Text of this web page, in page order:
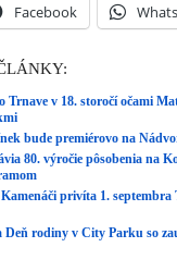
Facebook
Trnave v 18. storočí očami
bude premiérovo na
80. výročie pôsobenia na
privíta 1.
Deň rodiny v City Parku so